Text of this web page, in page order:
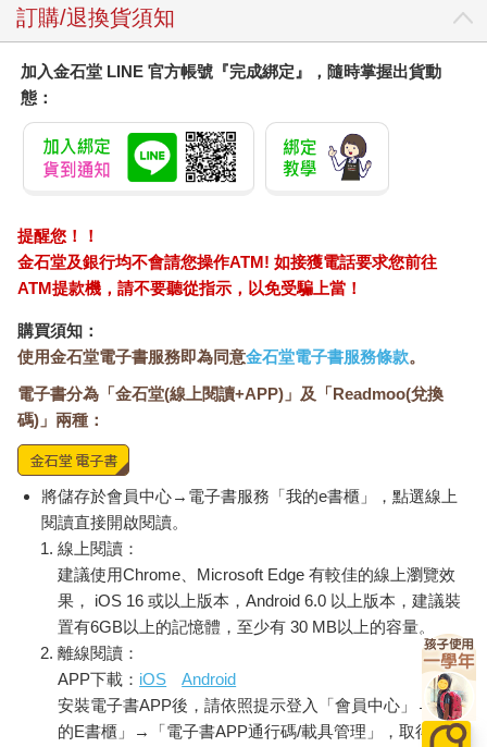
訂購/退換貨須知
加入金石堂 LINE 官方帳號『完成綁定』，隨時掌握出貨動
態：
提醒您！！
金石堂及銀行均不會請您操作ATM! 如接獲電話要求您前往
ATM提款機，請不要聽從指示，以免受騙上當！
購買須知：
使用金石堂電子書服務即為同意金石堂電子書服務條款。
電子書分為「金石堂(線上閱讀+APP)」及「Readmoo(兌換
碼)」兩種：
將儲存於會員中心→電子書服務「我的e書櫃」，點選線上
閱讀直接開啟閱讀。
線上閱讀：
建議使用Chrome、Microsoft Edge 有較佳的線上瀏覽效
果， iOS 16 或以上版本，Android 6.0 以上版本，建議裝
置有6GB以上的記憶體，至少有 30 MB以上的容量。
離線閱讀：
APP下載： iOS
Android
安裝電子書APP後，請依照提示登入「會員中心」→「我
的E書櫃」→「電子書APP通行碼/載具管理」，取得通行